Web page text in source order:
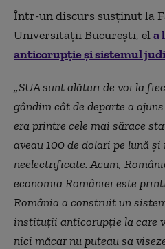
Într-un discurs susținut la
Universității București, ela
anticorupție și sistemul
„SUA sunt alături de voi la
gândim cât de departe a
era printre cele mai sărace
aveau 100 de dolari pe lună
neelectrificate. Acum,
economia României este
România a construit un
instituții anticorupție la care
nici măcar nu puteau sa